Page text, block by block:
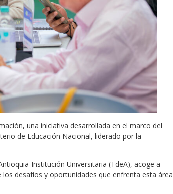
una iniciativa desarrollada en el marco del
de Educación Nacional, liderado por la
Institución Universitaria (TdeA), acoge a
desafíos y oportunidades que enfrenta esta área